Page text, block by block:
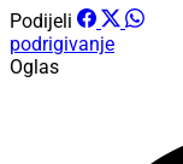
Podijeli
podrigivanje
Oglas